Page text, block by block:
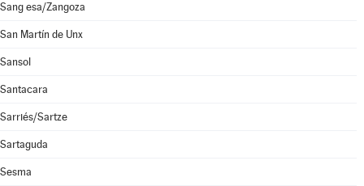
Sang esa/Zangoza
San Martín de Unx
Sansol
Santacara
Sarriés/Sartze
Sartaguda
Sesma